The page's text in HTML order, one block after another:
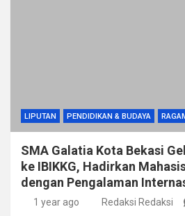
LIPUTAN PENDIDIKAN & BUDAYA
SMA Galatia Kota Bekasi
ke IBIKKG, Hadirkan
dengan Pengalaman
1 year ago Redaksi Redaksi